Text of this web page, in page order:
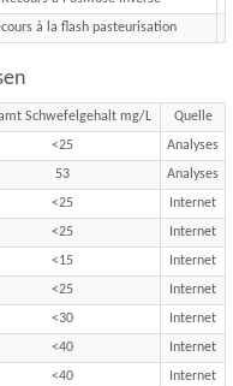
à la flash pasteurisation
Schwefelgehalt mg/L
Quelle
<25
Analyses
53
Analyses
<25
Internet
<25
Internet
<15
Internet
<25
Internet
<30
Internet
<40
Internet
<40 Internet